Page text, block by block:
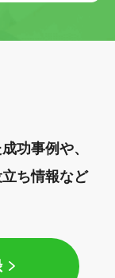
功事例や、
ち情報など